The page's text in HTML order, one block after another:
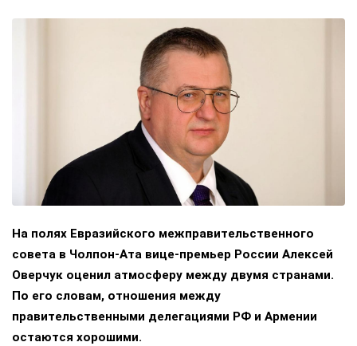
На полях Евразийского межправительственного
совета в Чолпон-Ата вице-премьер России Алексей
Оверчук оценил атмосферу между двумя странами.
По его словам, отношения между
правительственными делегациями РФ и Армении
остаются хорошими.